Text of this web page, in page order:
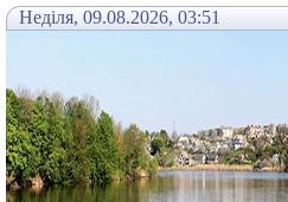
Неділя, 09.08.2026, 03:51